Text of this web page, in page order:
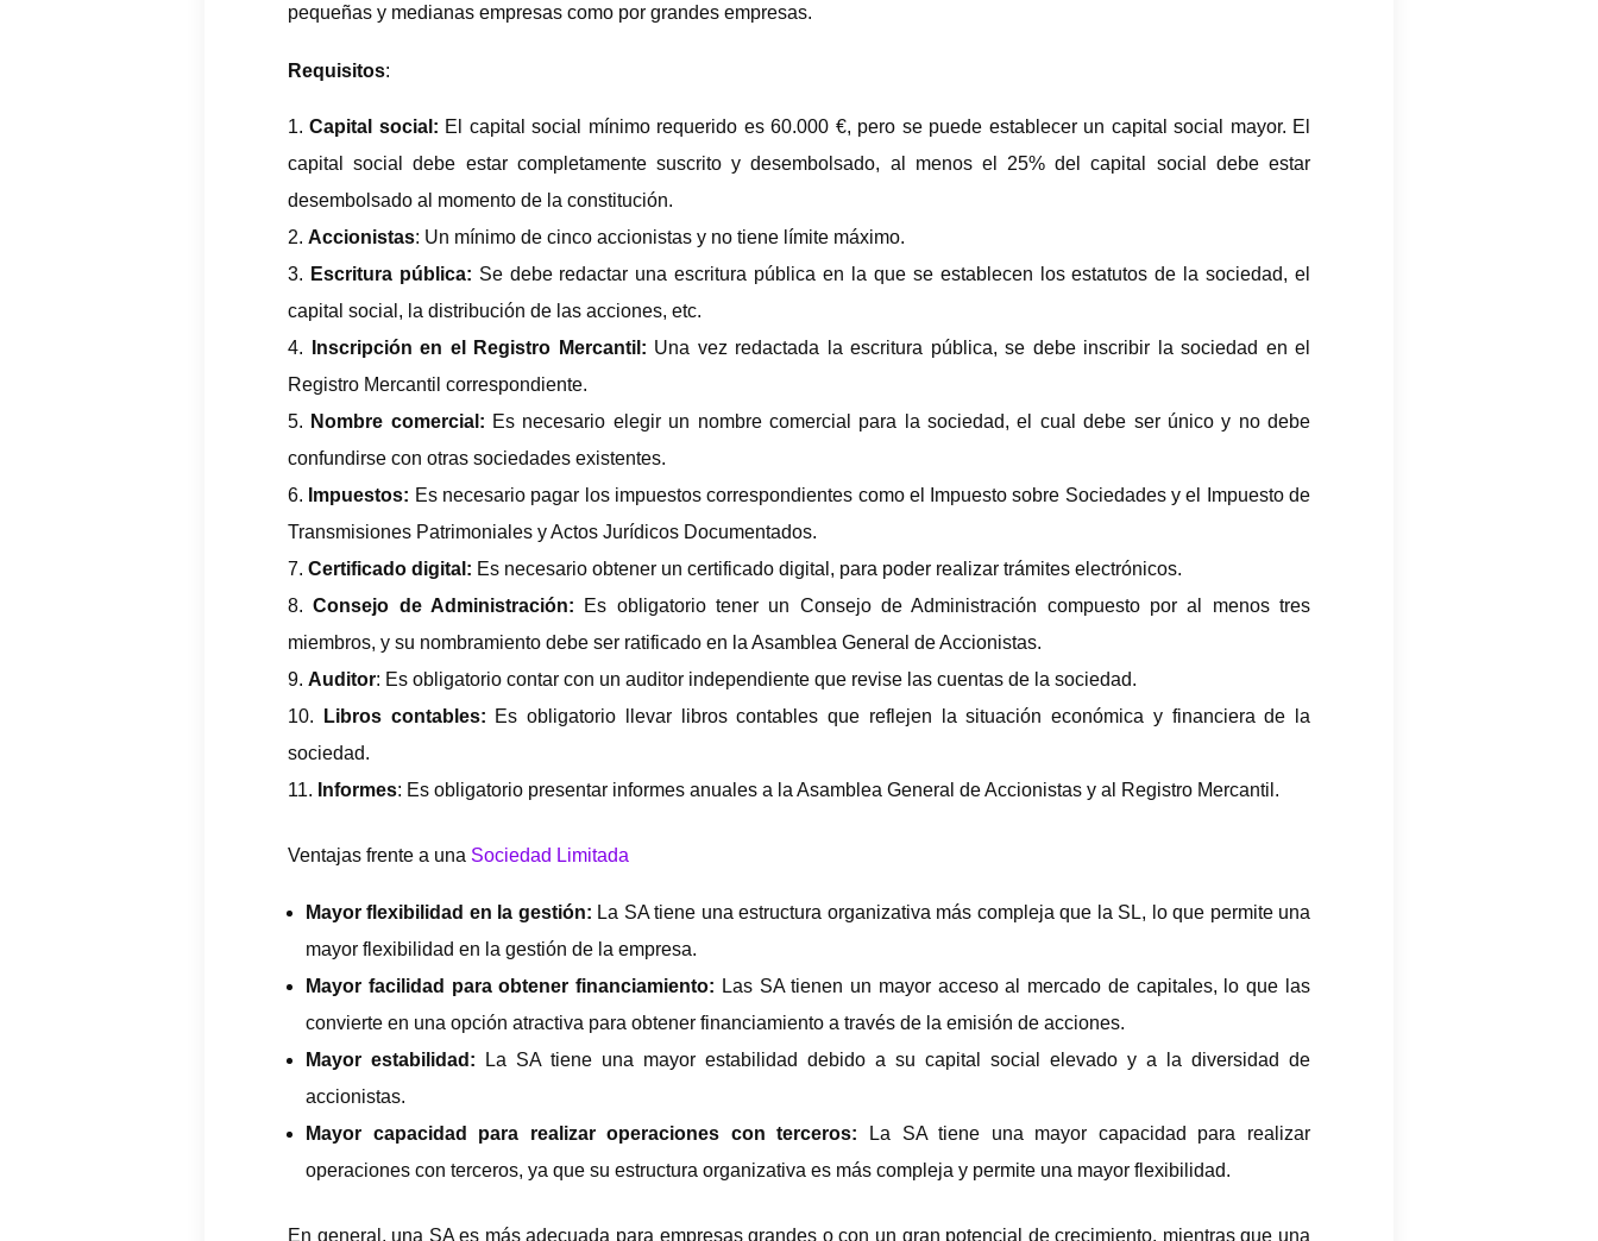
pequeñas y medianas empresas como por grandes empresas.
Requisitos:
Capital social: El capital social mínimo requerido es 60.000 €, pero se puede establecer un capital social mayor. El
capital social debe estar completamente suscrito y desembolsado, al menos el 25% del capital social debe estar
desembolsado al momento de la constitución.
Accionistas: Un mínimo de cinco accionistas y no tiene límite máximo.
Escritura pública: Se debe redactar una escritura pública en la que se establecen los estatutos de la sociedad, el
capital social, la distribución de las acciones, etc.
Inscripción en el Registro Mercantil: Una vez redactada la escritura pública, se debe inscribir la sociedad en el
Registro Mercantil correspondiente.
Nombre comercial: Es necesario elegir un nombre comercial para la sociedad, el cual debe ser único y no debe
confundirse con otras sociedades existentes.
Impuestos: Es necesario pagar los impuestos correspondientes como el Impuesto sobre Sociedades y el Impuesto de
Transmisiones Patrimoniales y Actos Jurídicos Documentados.
Certificado digital: Es necesario obtener un certificado digital, para poder realizar trámites electrónicos.
Consejo de Administración: Es obligatorio tener un Consejo de Administración compuesto por al menos tres
miembros, y su nombramiento debe ser ratificado en la Asamblea General de Accionistas.
Auditor: Es obligatorio contar con un auditor independiente que revise las cuentas de la sociedad.
Libros contables: Es obligatorio llevar libros contables que reflejen la situación económica y financiera de la
sociedad.
Informes: Es obligatorio presentar informes anuales a la Asamblea General de Accionistas y al Registro Mercantil.
Ventajas frente a una Sociedad Limitada
Mayor flexibilidad en la gestión: La SA tiene una estructura organizativa más compleja que la SL, lo que permite una
mayor flexibilidad en la gestión de la empresa.
Mayor facilidad para obtener financiamiento: Las SA tienen un mayor acceso al mercado de capitales, lo que las
convierte en una opción atractiva para obtener financiamiento a través de la emisión de acciones.
Mayor estabilidad: La SA tiene una mayor estabilidad debido a su capital social elevado y a la diversidad de
accionistas.
Mayor capacidad para realizar operaciones con terceros: La SA tiene una mayor capacidad para realizar
operaciones con terceros, ya que su estructura organizativa es más compleja y permite una mayor flexibilidad.
En general, una SA es más adecuada para empresas grandes o con un gran potencial de crecimiento, mientras que una